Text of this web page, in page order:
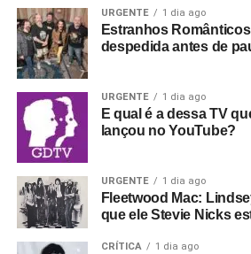
estava muito lesionado em termos de
criada para ajudar a custear o
Não foi só isso que tornou o filme
não fez um simples filme-concerto e
conta própria – dimensões políticas
Ele enquadrou o Joy Division como
clima social britânico do fim dos
do thatcherismo e ao autoritarismo.
imagens da banda com entrevistas
URGENTE 1 dia ago
Estranhos
despedida antes de
URGENTE 1 dia ago
E qual é a dessa TV
lançou no YouTube?
URGENTE 1 dia ago
Fleetwood Mac:
que ele Stevie Nicks
CRÍTICA 1 dia ago